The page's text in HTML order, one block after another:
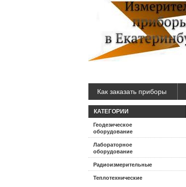
Как заказать приборы
КАТЕГОРИИ
Геодезическое
оборудование
Лабораторное
оборудование
Радиоизмерительные
Теплотехнические